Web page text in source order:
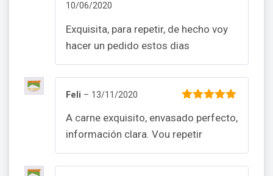
10/06/2020
Exquisita, para repetir, de hecho voy
hacer un pedido estos dias
Feli – 13/11/2020
A carne exquisito, envasado perfecto,
información clara. Vou repetir